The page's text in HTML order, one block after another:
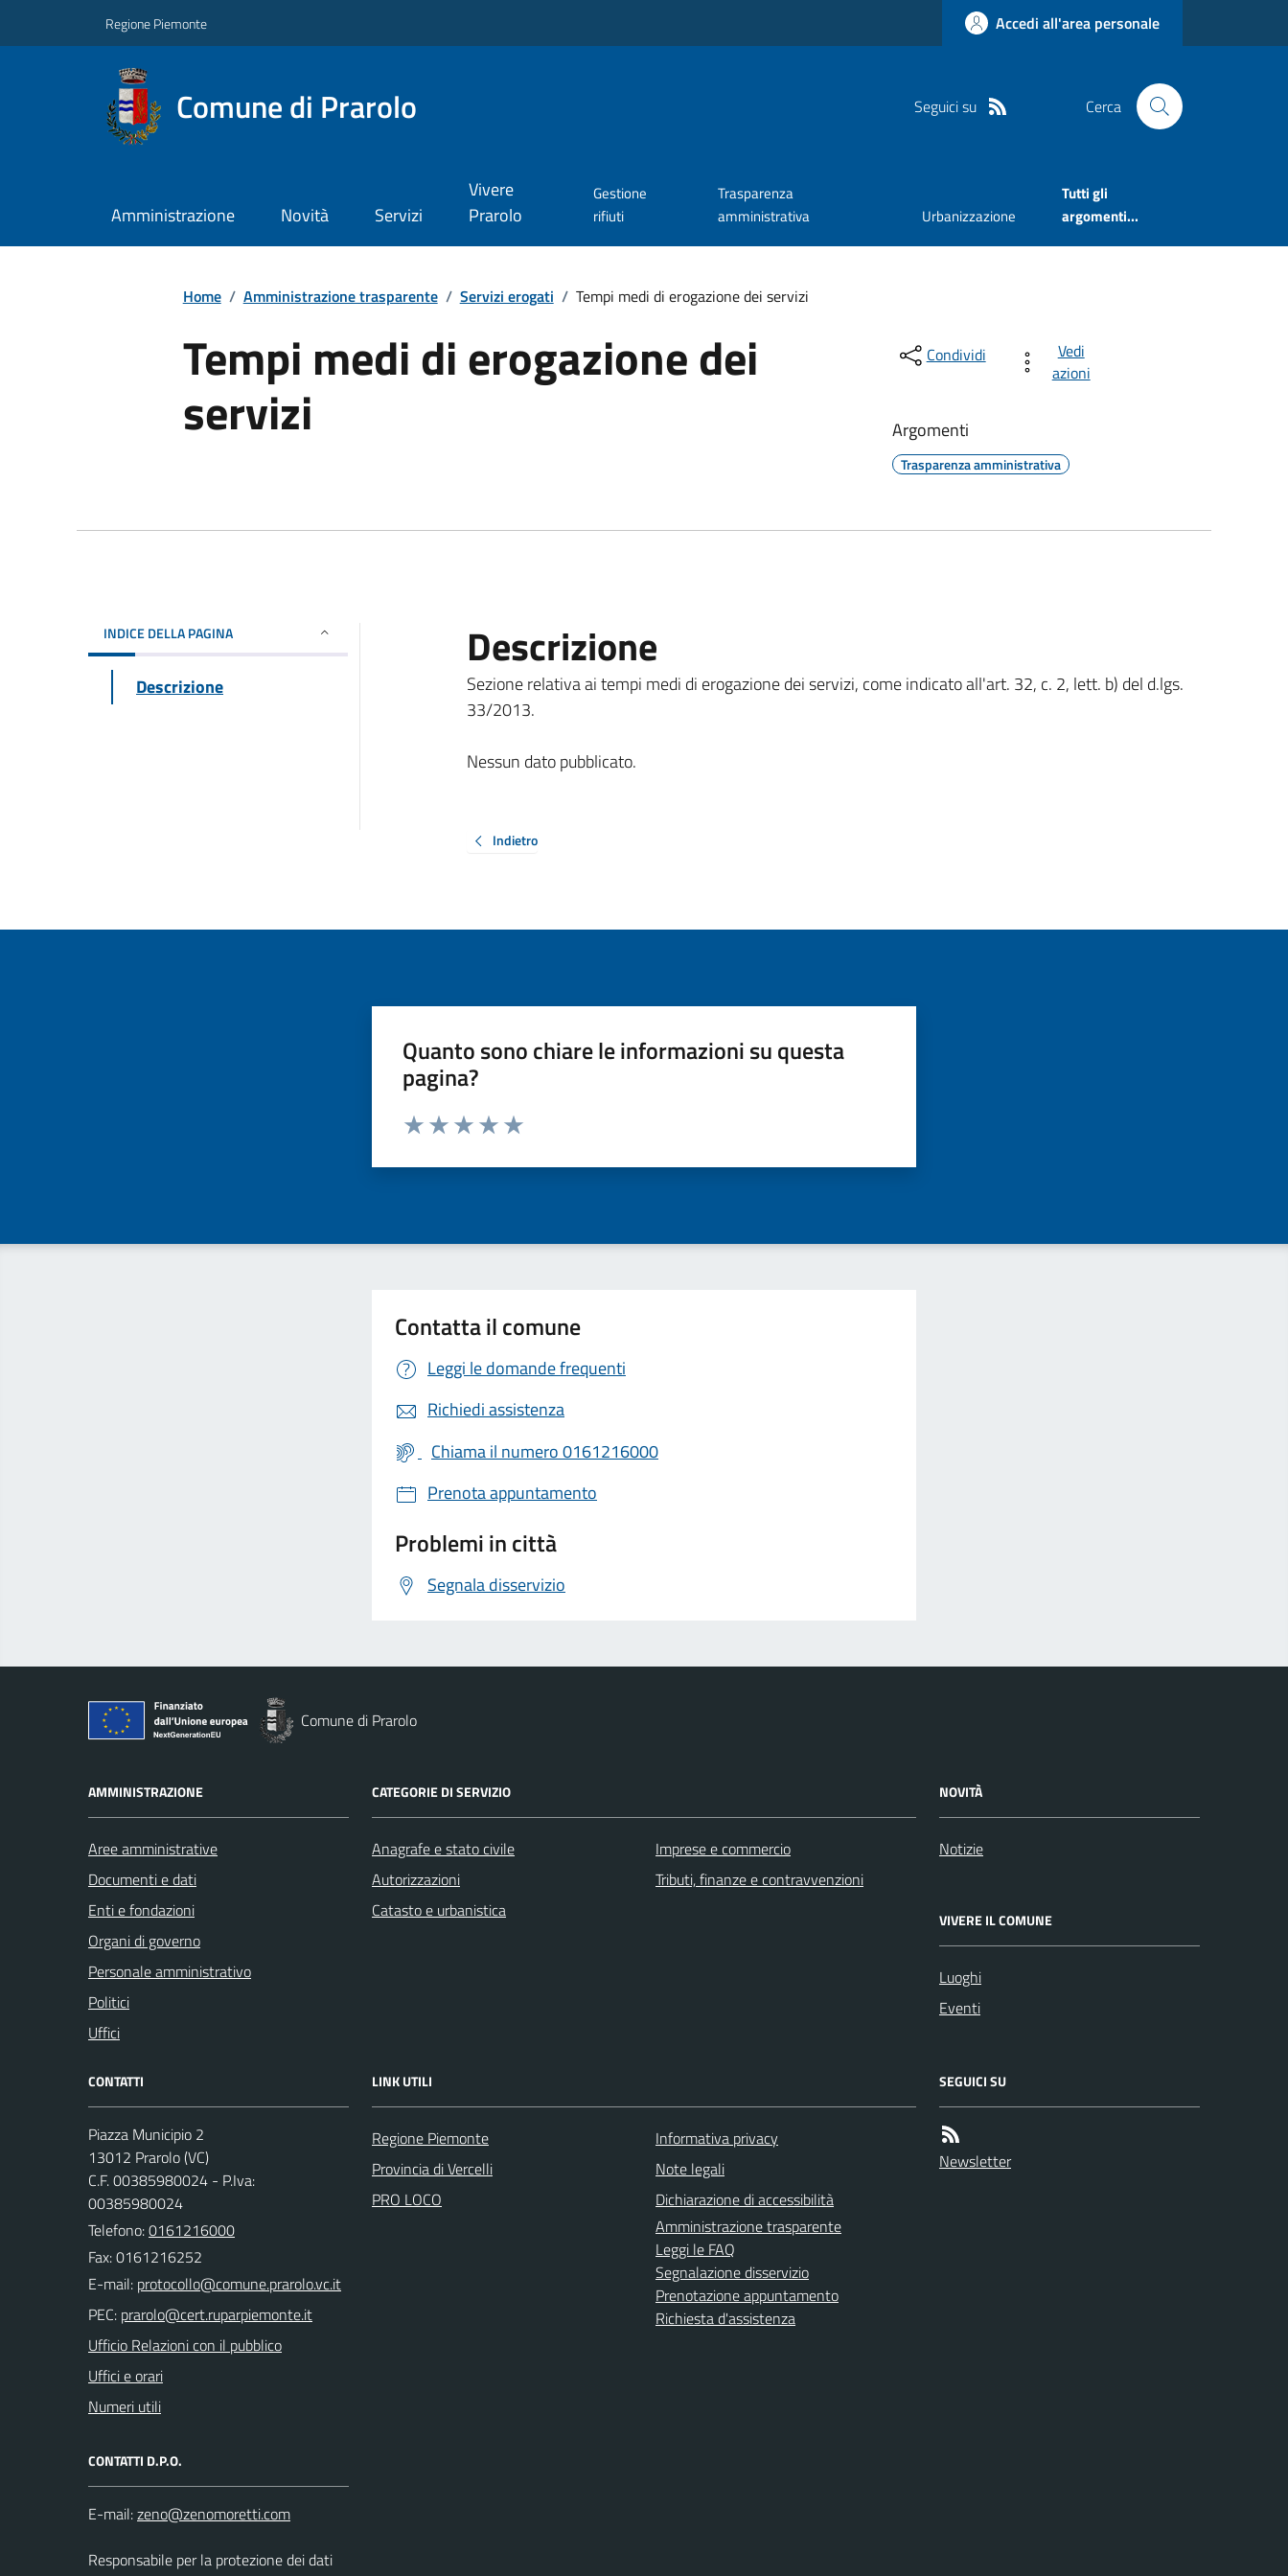
Regione Piemonte Accedi all'area personale
Comune di Prarolo Seguici su Cerca
Amministrazione Novità Servizi
Vivere
Prarolo
Gestione
rifiuti
Trasparenza
amministrativa
Urbanizzazione
Tutti gli
argomenti...
Home / Amministrazione trasparente / Servizi erogati / Tempi medi di erogazione dei servizi
Tempi medi di erogazione dei
servizi
Condividi
Vedi
azioni
Argomenti
Trasparenza amministrativa
INDICE DELLA PAGINA
Descrizione
Descrizione
Sezione relativa ai tempi medi di erogazione dei servizi, come indicato all'art. 32, c. 2, lett. b) del d.lgs.
33/2013.
Nessun dato pubblicato.
Indietro
Quanto sono chiare le informazioni su questa
pagina?
Valuta da 1 a 5 stelle la pagina
Contatta il comune
Leggi le domande frequenti
Richiedi assistenza
Chiama il numero 0161216000
Prenota appuntamento
Problemi in città
Segnala disservizio
Comune di Prarolo
AMMINISTRAZIONE
Aree amministrative
Documenti e dati
Enti e fondazioni
Organi di governo
Personale amministrativo
Politici
Uffici
CATEGORIE DI SERVIZIO
Anagrafe e stato civile
Autorizzazioni
Catasto e urbanistica
Imprese e commercio
Tributi, finanze e contravvenzioni
NOVITÀ
Notizie
VIVERE IL COMUNE
Luoghi
Eventi
CONTATTI
Piazza Municipio 2
13012 Prarolo (VC)
C.F. 00385980024 - P.Iva:
00385980024
Telefono:0161216000
Fax: 0161216252
E-mail:
PEC:
Ufficio Relazioni con il pubblico
Uffici e orari
Numeri utili
CONTATTI D.P.O.
E-mail:
Responsabile per la protezione dei dati
LINK UTILI
Regione Piemonte
Provincia di Vercelli
PRO LOCO
Informativa privacy
Note legali
Dichiarazione di accessibilità
Amministrazione trasparente
Leggi le FAQ
Segnalazione disservizio
Prenotazione appuntamento
Richiesta d'assistenza
SEGUICI SU
Newsletter